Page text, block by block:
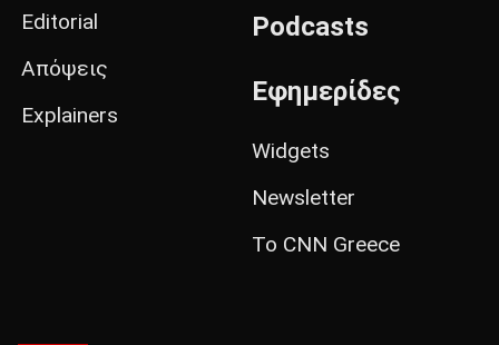
Editorial
Απόψεις
Explainers
Podcasts
Εφημερίδες
Widgets
Newsletter
Το CNN Greece